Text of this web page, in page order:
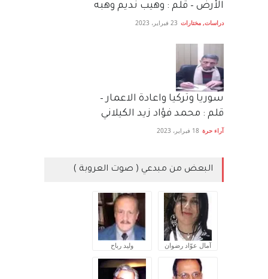
الأرض – قلم : وهيب نديم وهبه
دراسات, مختارات 23 فبراير، 2023
سوريا وتركيا واعادة الاعمار –
قلم : محمد فؤاد زيد الكيلاني
آراء حرة 18 فبراير، 2023
البعض من مبدعي ( صوت العروبة )
آمال عوّاد رضوان وليد رباح